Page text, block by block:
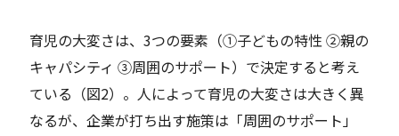
育児の大変さは、3つの要素（①子どもの特性 ②親の
キャパシティ ③周囲のサポート）で決定すると考え
ている（図2）。人によって育児の大変さは大きく異
なるが、企業が打ち出す施策は「周囲のサポート」